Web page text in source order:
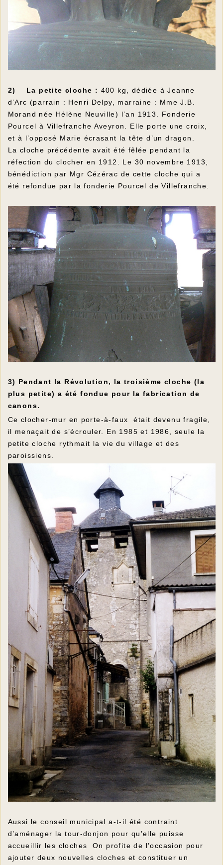
2) La petite cloche : 400 kg, dédiée à Jeanne
d’Arc (parrain : Henri Delpy, marraine : Mme J.B.
Morand née Hélène Neuville) l’an 1913. Fonderie
Pourcel à Villefranche Aveyron. Elle porte une croix,
et à l’opposé Marie écrasant la tête d’un dragon.
La cloche précédente avait été fêlée pendant la
réfection du clocher en 1912. Le 30 novembre 1913,
bénédiction par Mgr Cézérac de cette cloche qui a
été refondue par la fonderie Pourcel de Villefranche.
3) Pendant la Révolution, la troisième cloche (la
plus petite) a été fondue pour la fabrication de
canons.
Ce clocher-mur en porte-à-faux était devenu fragile,
il menaçait de s’écrouler. En 1985 et 1986, seule la
petite cloche rythmait la vie du village et des
paroissiens.
Aussi le conseil municipal a-t-il été contraint
d’aménager la tour-donjon pour qu’elle puisse
accueillir les cloches On profite de l’occasion pour
ajouter deux nouvelles cloches et constituer un